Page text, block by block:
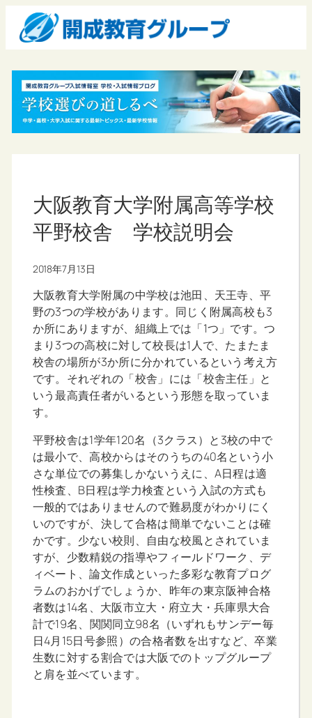
大阪教育大学附属高等学校
平野校舎 学校説明会
2018年7月13日
大阪教育大学附属の中学校は池田、天王寺、平
野の3つの学校があります。同じく附属高校も3
か所にありますが、組織上では「1つ」です。つ
まり3つの高校に対して校長は1人で、たまたま
校舎の場所が3か所に分かれているという考え方
です。それぞれの「校舎」には「校舎主任」と
いう最高責任者がいるという形態を取っていま
す。
平野校舎は1学年120名（3クラス）と3校の中で
は最小で、高校からはそのうちの40名という小
さな単位での募集しかないうえに、A日程は適
性検査、B日程は学力検査という入試の方式も
一般的ではありませんので難易度がわかりにく
いのですが、決して合格は簡単でないことは確
かです。少ない校則、自由な校風とされていま
すが、少数精鋭の指導やフィールドワーク、デ
ィベート、論文作成といった多彩な教育プログ
ラムのおかげでしょうか、昨年の東京阪神合格
者数は14名、大阪市立大・府立大・兵庫県大合
計で19名、関関同立98名（いずれもサンデー毎
日4月15日号参照）の合格者数を出すなど、卒業
生数に対する割合では大阪でのトップグループ
と肩を並べています。